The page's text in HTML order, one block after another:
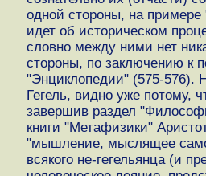
одной стороны, на примере
идет об историческом
словно между ними нет
стороны, по заключению к
"Энциклопедии" (575-576).
Гегель, видно уже потому,
завершив раздел
книги "Метафизики"
"мышление, мыслящее
всякого не-гегельянца (и